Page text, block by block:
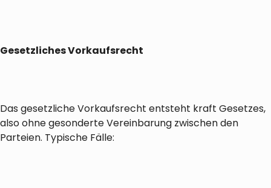
Gesetzliches Vorkaufsrecht
Das gesetzliche Vorkaufsrecht entsteht kraft Gesetzes,
also ohne gesonderte Vereinbarung zwischen den
Parteien. Typische Fälle: